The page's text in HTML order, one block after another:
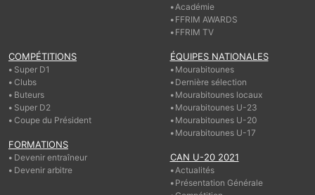
Académie
FFRIM AWARDS
FFRIM TV
COMPÉTITIONS
Super D1
Clubs
Buteurs
Super D2
Coupe du Président
FORMATIONS
Devenir entraîneur
Devenir arbitre
ÉQUIPES NATIONALES
Mourabitounes
Dernière sélection
Mourabitounes locaux
Mourabitounes U-23
Mourabitounes U-20
Mourabitounes U-17
CAN U-20 2021
Actualités
Présentation Générale